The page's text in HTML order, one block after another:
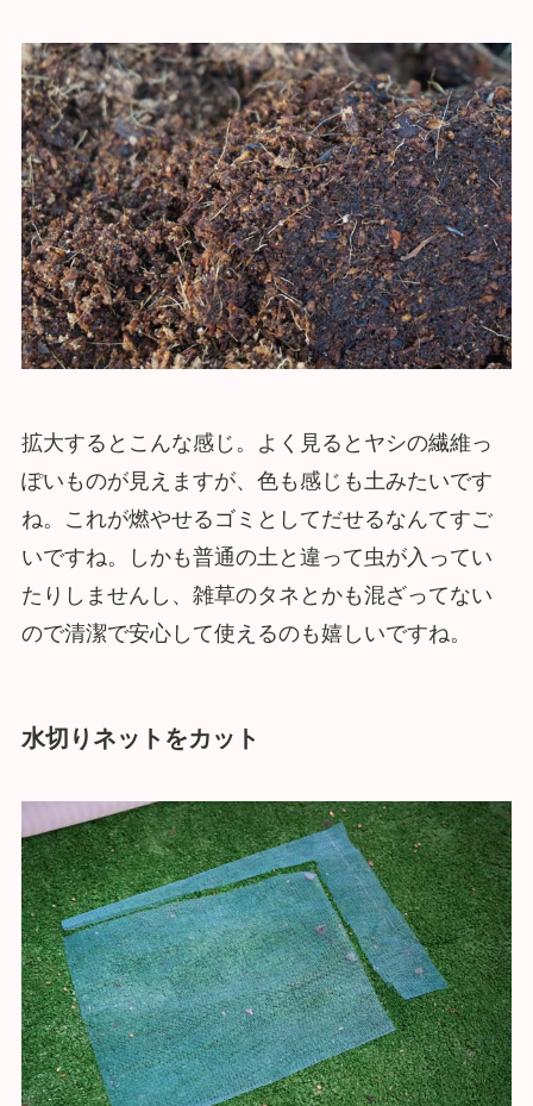
拡大するとこんな感じ。よく見るとヤシの繊維っ
ぽいものが見えますが、色も感じも土みたいです
ね。これが燃やせるゴミとしてだせるなんてすご
いですね。しかも普通の土と違って虫が入ってい
たりしませんし、雑草のタネとかも混ざってない
ので清潔で安心して使えるのも嬉しいですね。
水切りネットをカット